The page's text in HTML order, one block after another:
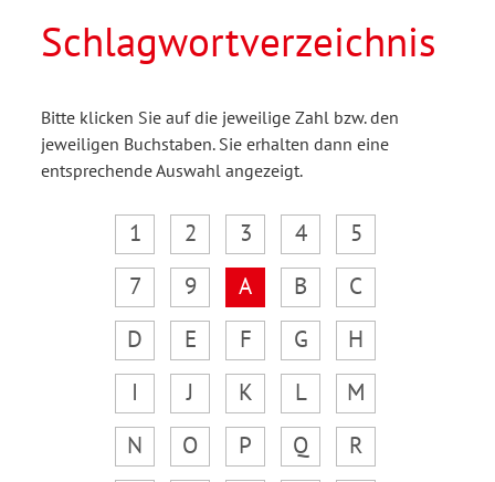
Schlagwortverzeichnis
Bitte klicken Sie auf die jeweilige Zahl bzw. den
jeweiligen Buchstaben. Sie erhalten dann eine
entsprechende Auswahl angezeigt.
1 2 3 4
5
7
9 A B
C
D
E F G
H
I
J K L
M
N
O P Q
R